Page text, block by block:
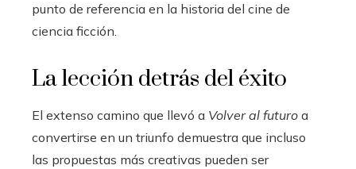
punto de referencia en la historia del cine de
ciencia ficción.
La lección detrás del éxito
El extenso camino que llevó a Volver al futuro a
convertirse en un triunfo demuestra que incluso
las propuestas más creativas pueden ser